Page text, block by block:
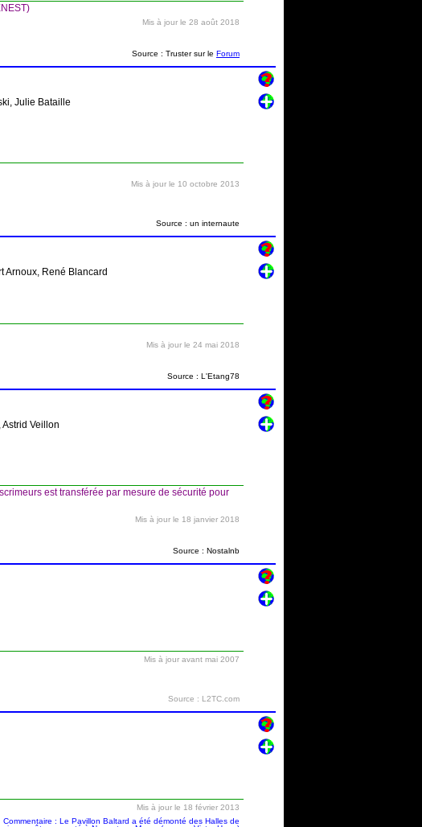
Mis à jour le 28 août 2018
Source : Truster sur le Forum
Julie Bataille
Mis à jour le 10 octobre 2013
Source : un internaute
Arnoux, René Blancard
Mis à jour le 24 mai 2018
Source : L'Etang78
Veillon
est transférée par mesure de sécurité pour
Mis à jour le 18 janvier 2018
Source : Nostalnb
Mis à jour avant mai 2007
Source : L2TC.com
Mis à jour le 18 février 2013
Commentaire : Le Pavillon Baltard a été démonté des Halles de